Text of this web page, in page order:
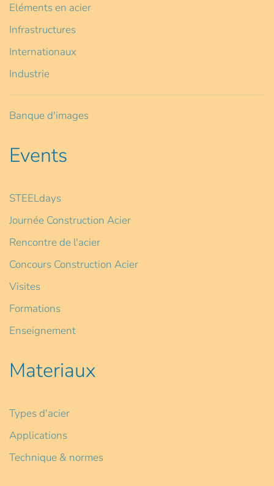
Eléments en acier
Infrastructures
Internationaux
Industrie
Banque d'images
Events
STEELdays
Journée Construction Acier
Rencontre de l'acier
Concours Construction Acier
Visites
Formations
Enseignement
Materiaux
Types d'acier
Applications
Technique & normes